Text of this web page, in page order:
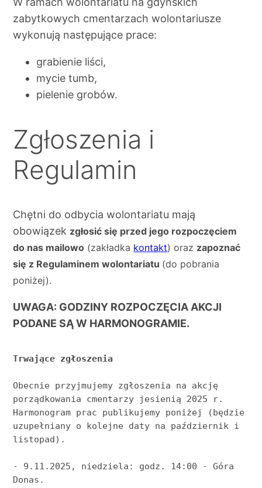
zabytkowych cmentarzach wolontariusze
wykonują następujące prace:
grabienie liści,
mycie tumb,
pielenie grobów.
Zgłoszenia i
Regulamin
Chętni do odbycia wolontariatu mają
obowiązek zgłosić się przed jego rozpoczęciem
do nas mailowo (zakładka kontakt) oraz zapoznać
się z Regulaminem wolontariatu (do pobrania
poniżej).
UWAGA: GODZINY ROZPOCZĘCIA AKCJI
PODANE SĄ W HARMONOGRAMIE.
Trwające zgłoszenia
Obecnie przyjmujemy zgłoszenia na akcję
porządkowania cmentarzy jesienią 2025 r.
Harmonogram prac publikujemy poniżej (będzie
uzupełniany o kolejne daty na październik i
listopad).
- 9.11.2025, niedziela: godz. 14:00 - Góra
Donas.